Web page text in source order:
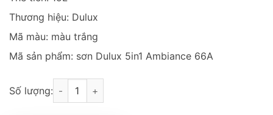
Thương hiệu: Dulux
Mã màu: màu trắng
Mã sản phẩm: sơn Dulux 5in1 Ambiance 66A
Số lượng: Sơn Dulux 5in1 Ambiance cao cấp bề mặt bóng mờ